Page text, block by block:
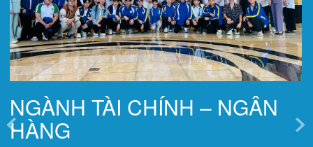
NGÀNH TÀI CHÍNH – NGÂN
HÀNG